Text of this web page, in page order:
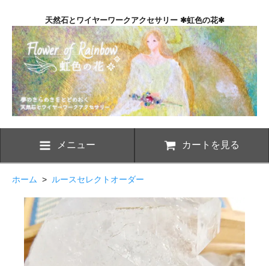
天然石とワイヤーワークアクセサリー ✱虹色の花✱
メニュー カートを見る
ホーム > ルースセレクトオーダー